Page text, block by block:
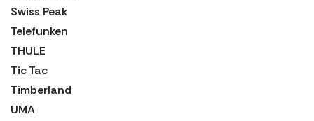
Swiss Peak
Telefunken
THULE
Tic Tac
Timberland
UMA